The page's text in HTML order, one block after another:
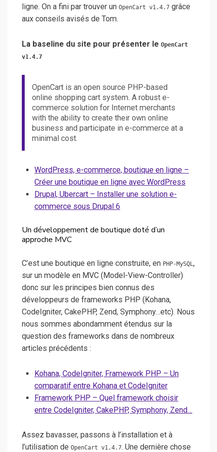
ligne. On a fini par trouver un OpenCart v1.4.7 grâce
aux conseils avisés de Tom.
La baseline du site pour présenter le OpenCart
v1.4.7
OpenCart is an open source PHP-based
online shopping cart system. A robust e-
commerce solution for Internet merchants
with the ability to create their own online
business and participate in e-commerce at a
minimal cost.
WordPress, e-commerce, boutique en ligne –
Créer une boutique en ligne avec WordPress
Drupal, Ubercart – Installer une solution e-
commerce sous Drupal 6
Un développement de boutique doté d’un
approche MVC
C’est une boutique en ligne construite, en PHP-MySQL,
sur un modèle en MVC (Model-View-Controller)
donc sur les principes bien connus des
développeurs de frameworks PHP (Kohana,
CodeIgniter, CakePHP, Zend, Symphony…etc). Nous
nous sommes abondamment étendus sur la
question des frameworks dans de nombreux
articles précédents :
Kohana, CodeIgniter, Framework PHP – Un
comparatif entre Kohana et CodeIgniter
Framework PHP – Quel framework choisir
entre CodeIgniter, CakePHP, Symphony, Zend…
Assez bavasser, passons à l’installation et à
l’utilisation de OpenCart v1.4.7. Une dernière chose